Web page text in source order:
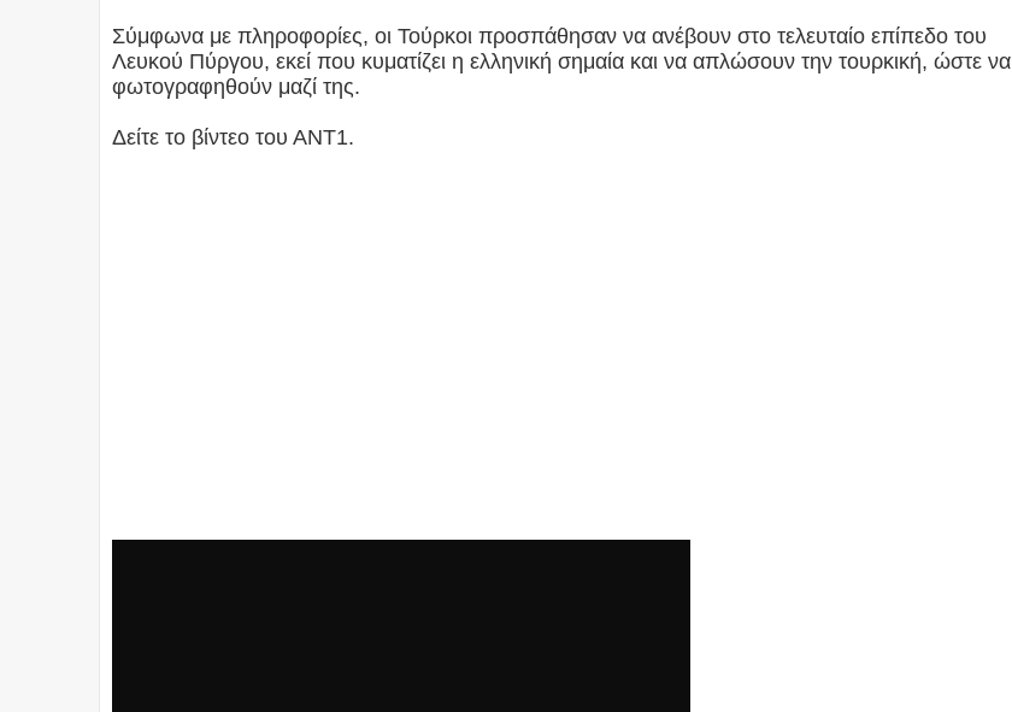
Σύμφωνα με πληροφορίες, οι Τούρκοι προσπάθησαν να ανέβουν στο τελευταίο επίπεδο του
Λευκού Πύργου, εκεί που κυματίζει η ελληνική σημαία και να απλώσουν την τουρκική, ώστε να
φωτογραφηθούν μαζί της.
Δείτε το βίντεο του ΑΝΤ1.